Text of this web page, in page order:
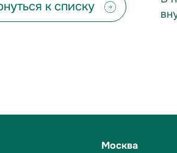
к списку
Москва